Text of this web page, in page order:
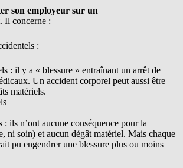
son employeur sur un
. Il concerne :
:
: il y a « blessure » entraînant un arrêt de
Un accident corporel peut aussi être
matériels.
: ils n’ont aucune conséquence pour la
ni soin) et aucun dégât matériel. Mais chaque
pu engendrer une blessure plus ou moins